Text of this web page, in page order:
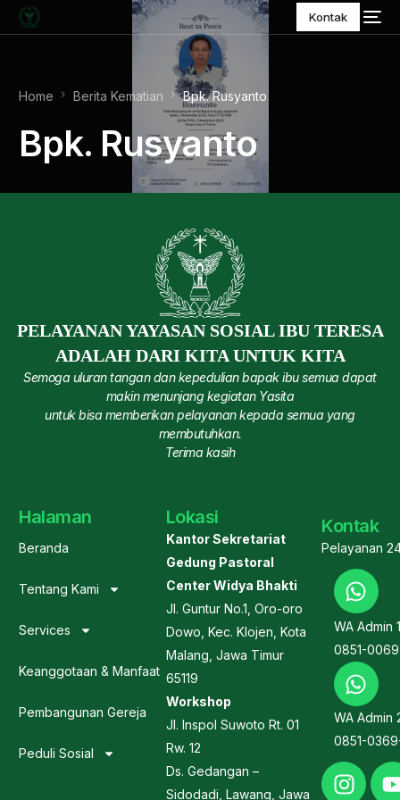
Kontak
Home Berita Kematian Bpk. Rusyanto
Bpk. Rusyanto
PELAYANAN YAYASAN SOSIAL IBU TERESA
ADALAH DARI KITA UNTUK KITA
Semoga uluran tangan dan kepedulian bapak ibu semua dapat
makin menunjang kegiatan Yasita
untuk bisa memberikan pelayanan kepada semua yang
membutuhkan.
Terima kasih
Halaman
Beranda
Tentang Kami
Services
Keanggotaan & Manfaat
Pembangunan Gereja
Peduli Sosial
Lokasi
Kantor Sekretariat
Gedung Pastoral
Center Widya Bhakti
Jl. Guntur No.1, Oro-oro
Dowo, Kec. Klojen, Kota
Malang, Jawa Timur
65119
Workshop
Jl. Inspol Suwoto Rt. 01
Rw. 12
Ds. Gedangan –
Sidodadi, Lawang, Jawa
Kontak
Pelayanan
WA Admin 1
0851-
WA Admin
0851-